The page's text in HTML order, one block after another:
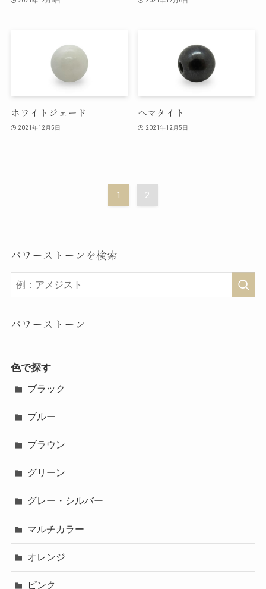
ホワイトジェード
2021年12月5日
ヘマタイト
2021年12月5日
1 2
パワーストーンを検索
パワーストーン
色で探す
ブラック
ブルー
ブラウン
グリーン
グレー・シルバー
マルチカラー
オレンジ
ピンク